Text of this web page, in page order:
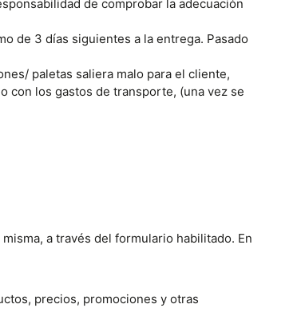
de comprobar la adecuación
de 3 días siguientes a la entrega. Pasado
paletas saliera malo para el cliente,
con los gastos de transporte, (una vez se
a través del formulario habilitado. En
precios, promociones y otras